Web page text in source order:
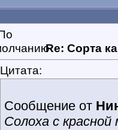
Re: Сорта
Цитата:
Сообщение от
Солоха с